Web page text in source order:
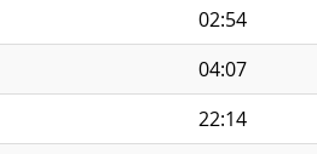
02:54
04:07
22:14